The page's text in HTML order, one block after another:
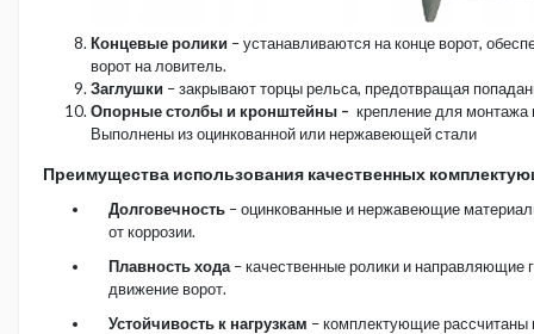
Концевые ролики – устанавливаются на конце ворот,
ворот на ловитель.
Заглушки – закрывают торцы рельса, предотвращая
Опорные столбы и кронштейны – крепление для монтажа
Выполнены из оцинкованной или нержавеющей стали
Преимущества использования качественных
Долговечность – оцинкованные и нержавеющие
от коррозии.
Плавность хода – качественные ролики и направляющие
движение ворот.
Устойчивость к нагрузкам – комплектующие рассчитаны